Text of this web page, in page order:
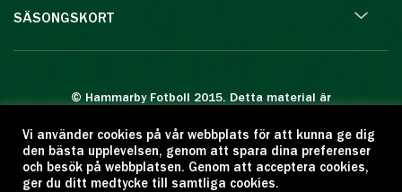
SÄSONGSKORT
© Hammarby Fotboll 2015. Detta material är
Eftertryck eller annan kopiering är förbjuden.
Citera oss gärna men ange källan:
www.hammarbyfotboll.se. Ansvarig utgivare:
Vi använder cookies på vår webbplats för att kunna ge dig
den bästa upplevelsen, genom att spara dina preferenser
och besök på webbplatsen. Genom att acceptera cookies,
ger du ditt medtycke till samtliga cookies.